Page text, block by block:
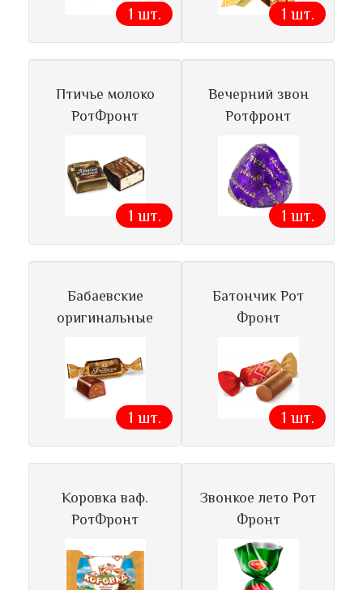
1 шт. 1 шт.
Птичье молоко
РотФронт
1 шт.
Вечерний звон
Ротфронт
1 шт.
Бабаевские
оригинальные
1 шт.
Батончик Рот
Фронт
1 шт.
Коровка ваф.
РотФронт
Звонкое лето Рот
Фронт